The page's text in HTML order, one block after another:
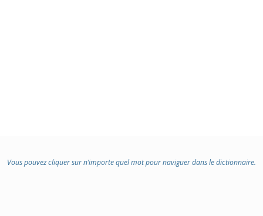
Vous pouvez cliquer sur n’importe quel mot pour naviguer dans le dictionnaire.